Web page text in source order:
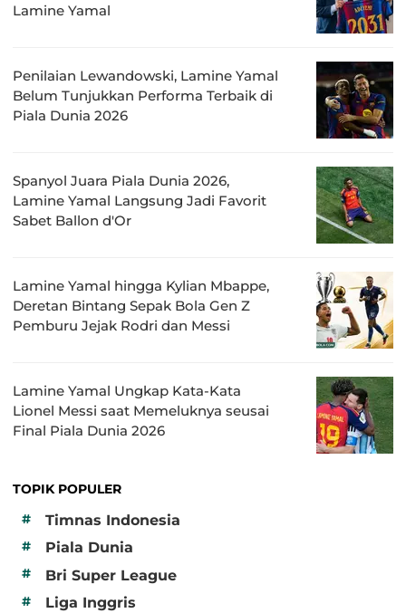
Lamine Yamal
Penilaian Lewandowski, Lamine Yamal
Belum Tunjukkan Performa Terbaik di
Piala Dunia 2026
Spanyol Juara Piala Dunia 2026,
Lamine Yamal Langsung Jadi Favorit
Sabet Ballon d'Or
Lamine Yamal hingga Kylian Mbappe,
Deretan Bintang Sepak Bola Gen Z
Pemburu Jejak Rodri dan Messi
Lamine Yamal Ungkap Kata-Kata
Lionel Messi saat Memeluknya seusai
Final Piala Dunia 2026
TOPIK POPULER
#
Timnas Indonesia
# Piala Dunia
# Bri Super League
# Liga Inggris